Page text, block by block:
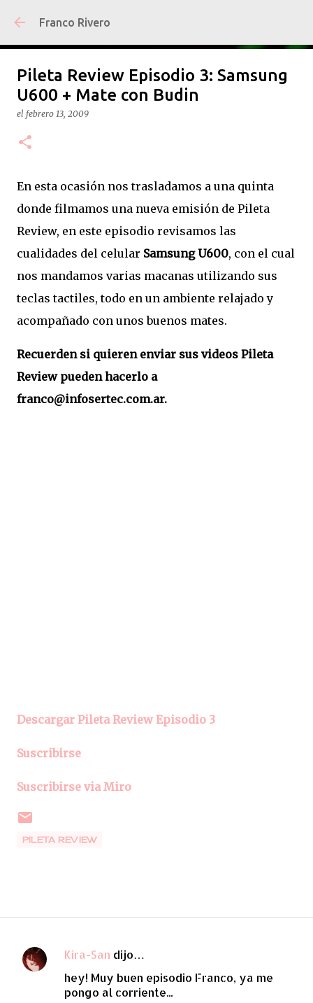
Franco Rivero
Pileta Review Episodio 3: Samsung
U600 + Mate con Budin
el febrero 13, 2009
En esta ocasión nos trasladamos a una quinta
donde filmamos una nueva emisión de Pileta
Review, en este episodio revisamos las
cualidades del celular Samsung U600, con el cual
nos mandamos varias macanas utilizando sus
teclas tactiles, todo en un ambiente relajado y
acompañado con unos buenos mates.
Recuerden si quieren enviar sus videos Pileta
Review pueden hacerlo a
franco@infosertec.com.ar.
Descargar Pileta Review Episodio 3
Suscribirse
Suscribirse via Miro
PILETA REVIEW
C
Kira-San dijo…
hey! Muy buen episodio Franco, ya me
pongo al corriente...